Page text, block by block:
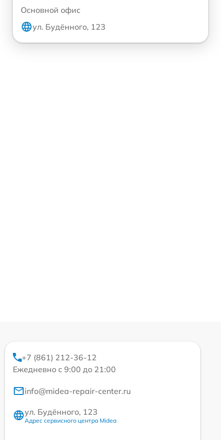
Основной офис
ул. Будённого, 123
+7 (861) 212-36-12
Ежедневно с 9:00 до 21:00
info@midea-repair-center.ru
ул. Будённого, 123
Адрес сервисного центра Midea